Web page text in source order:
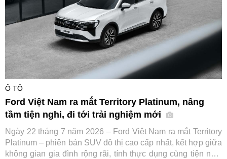
Ô TÔ
Ford Việt Nam ra mắt Territory Platinum, nâng
tầm tiện nghi, đi tới trải nghiệm mới
Ngày 22 tháng 7 năm 2026 – Ford Việt Nam ra mắt Territory
Platinum – phiên bản SUV đô thị cao cấp nhất, kết hợp giữa
không gian gia đình rộng rãi, tính thực dụng cùng tiện nghi